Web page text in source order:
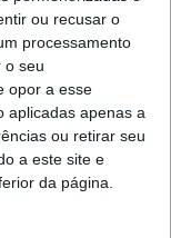
ou recusar o
processamento
o seu
opor a esse
aplicadas apenas a
ou retirar seu
a este site e
da página.
Bolt